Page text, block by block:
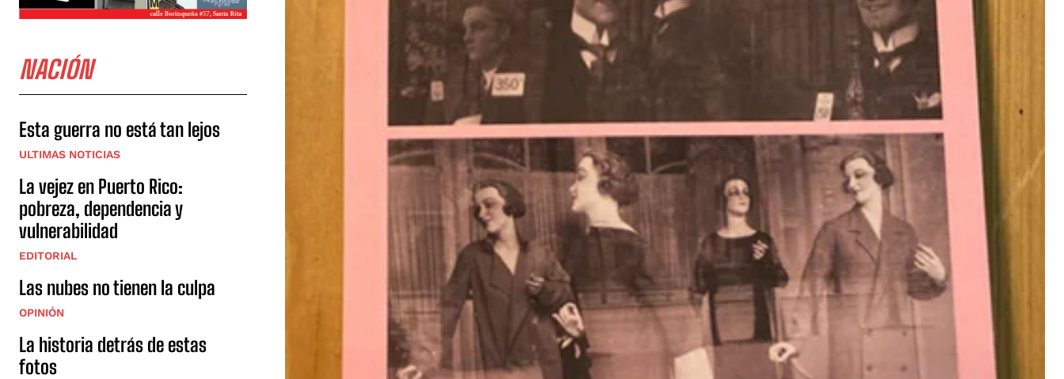
NACIÓN
Esta guerra no está tan lejos
ULTIMAS NOTICIAS
La vejez en Puerto Rico:
pobreza, dependencia y
vulnerabilidad
EDITORIAL
Las nubes no tienen la culpa
OPINIÓN
La historia detrás de estas
fotos